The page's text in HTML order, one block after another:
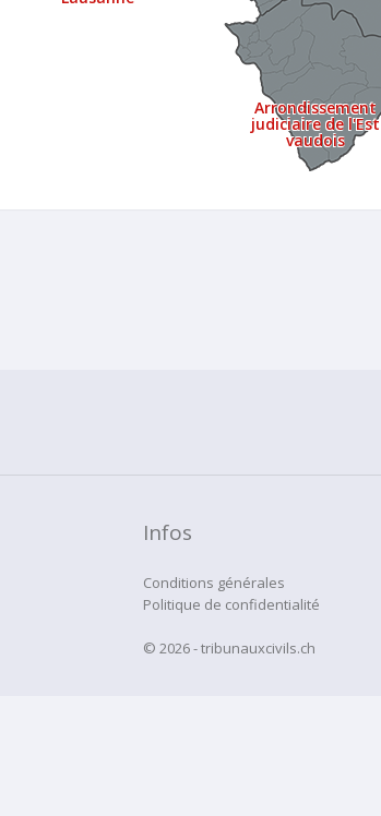
Arrondissement
judiciaire de l'Est
vaudois
Infos
Conditions générales
Politique de confidentialité
© 2026 - tribunauxcivils.ch